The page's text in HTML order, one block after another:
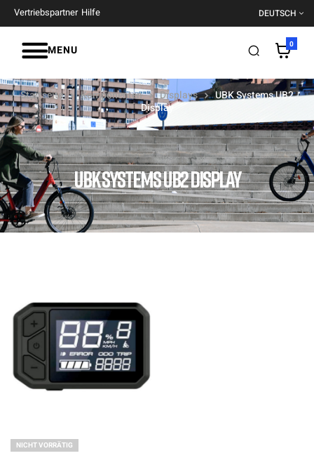
Vertriebspartner Hilfe DEUTSCH
MENU 0
UBK SYSTEMS UB2 DISPLAY
Startseite Komponenten Displays
UBK Systems UB2
Display
NICHT VORRÄTIG